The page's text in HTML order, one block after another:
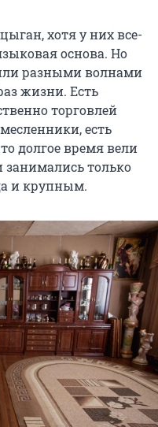
хотя у них все-
основа. Но
разными волнами
жизни. Есть
торговлей
есть
долгое время вели
только
и крупным.